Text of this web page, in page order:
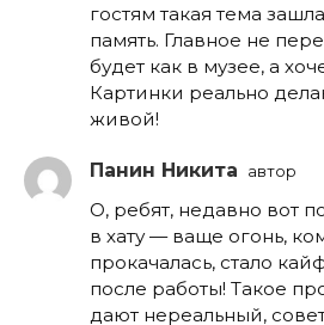
гостям такая тема
память. Главное не
будет как в музее, а
Картинки реально
живой!
Панин Никита автор
О, ребят, недавно вот
в хату — ваще огонь,
прокачалась, стало
после работы! Такое
дают нереальный,